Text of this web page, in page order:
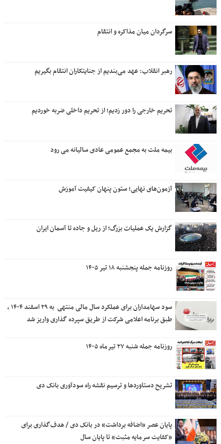
سرگردان میان مذاکره و انتقام
رهبر انقلاب: عهد می‌بندیم از جنایتکاران انتقام بگیریم
تحریم خارجی را دور زدیم؛ از تحریم داخلی ضربه خوردیم
بیمه ملت به مجمع عمومی عادی سالیانه می رود
آزمون‌های نهایی؛ ستون پنهان کیفیت آموزش
گزارش یک عملیات بزرگ؛ از ریل و جاده تا آسمان ایران
روزنامه جمله پنجشنبه ۱۸ تیر ۱۴۰۵
سود سهامداران برای عملکرد سال مالی منتهی ‌ به ۲۹ اسفند ۱۴۰۴ ،
طبق برنامه اعلامی شرکت از طریق سپرده گذاری واریز شد
روزنامه جمله شنبه ۲۷ تیرماه ۱۴۰۵
تشریح دستاوردها و ترسیم نقشه راه سودآوری بانک دی
پایان عصر «اضافه برداشت» در بانک دی / هدف‌گذاری برای
«کفایت سرمایه مثبت» تا پایان سال